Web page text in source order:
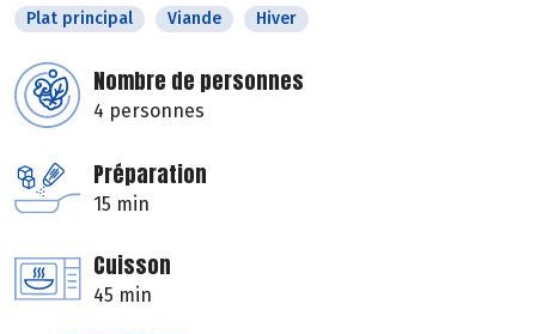
Plat principal Viande Hiver
Nombre de personnes
4 personnes
Préparation
15 min
Cuisson
45 min